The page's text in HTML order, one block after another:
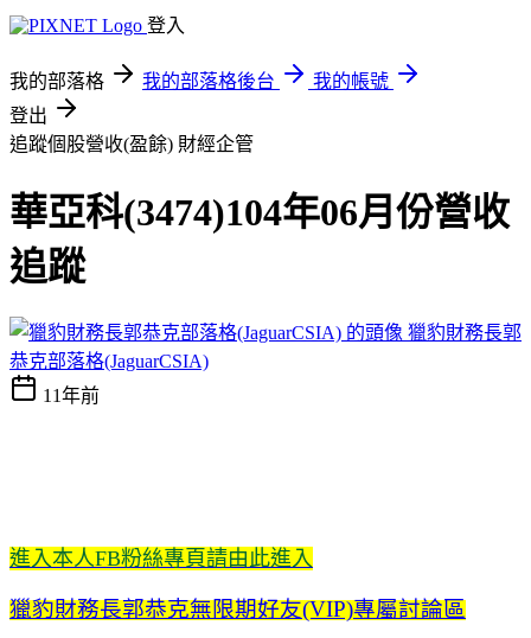
登入
我的部落格 我的部落格後台
我的帳號
登出
追蹤個股營收(盈餘) 財經企管
華亞科(3474)104年06月份營收
追蹤
獵豹財務長郭
恭克部落格(JaguarCSIA)
11年前
進入本人FB粉絲專頁請由此進入
獵豹財務長郭恭克無限期好友(VIP)專屬討論區